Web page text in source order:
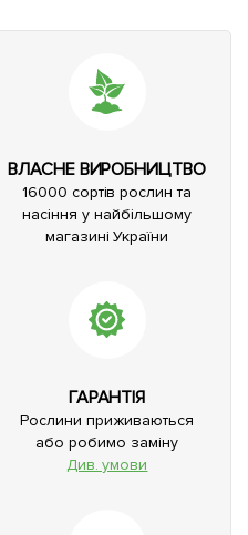
ВЛАСНЕ ВИРОБНИЦТВО
16000 сортів рослин та
насіння у найбільшому
магазині України
ГАРАНТІЯ
Рослини приживаються
або робимо заміну
Див. умови